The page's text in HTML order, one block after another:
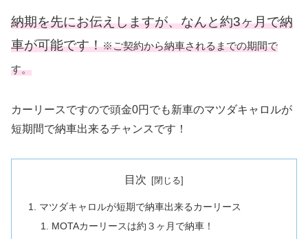
納期を先にお伝えしますが、なんと約3ヶ月で納
車が可能です！※ご契約から納車されるまでの期間で
す。
カーリースですので頭金0円でも新車のマツダキャロルが
短期間で納車出来るチャンスです！
目次
マツダキャロルが短期で納車出来るカーリース
MOTAカーリースは約３ヶ月で納車！